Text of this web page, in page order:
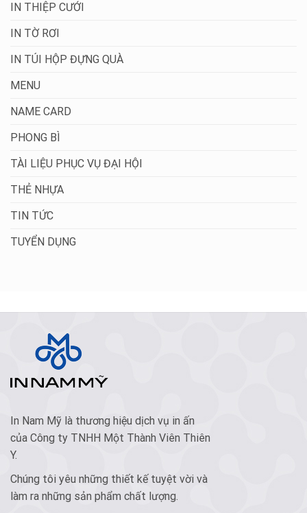
IN THIỆP CƯỚI
IN TỜ RƠI
IN TÚI HỘP ĐỰNG QUÀ
MENU
NAME CARD
PHONG BÌ
TÀI LIỆU PHỤC VỤ ĐẠI HỘI
THẺ NHỰA
TIN TỨC
TUYỂN DỤNG
In Nam Mỹ là thương hiệu dịch vụ in ấn
của Công ty TNHH Một Thành Viên Thiên
Y.
Chúng tôi yêu những thiết kế tuyệt vời và
làm ra những sản phẩm chất lượng.